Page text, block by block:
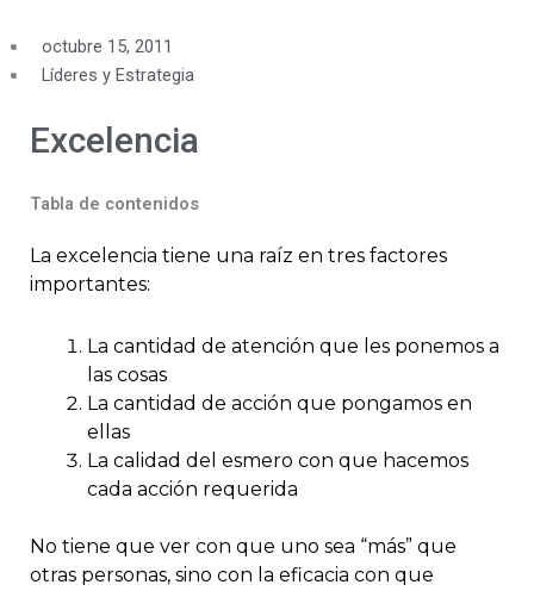
octubre 15, 2011
Líderes y Estrategia
Excelencia
Tabla de contenidos
La excelencia tiene una raíz en tres factores
importantes:
La cantidad de atención que les ponemos a
las cosas
La cantidad de acción que pongamos en
ellas
La calidad del esmero con que hacemos
cada acción requerida
No tiene que ver con que uno sea “más” que
otras personas, sino con la eficacia con que